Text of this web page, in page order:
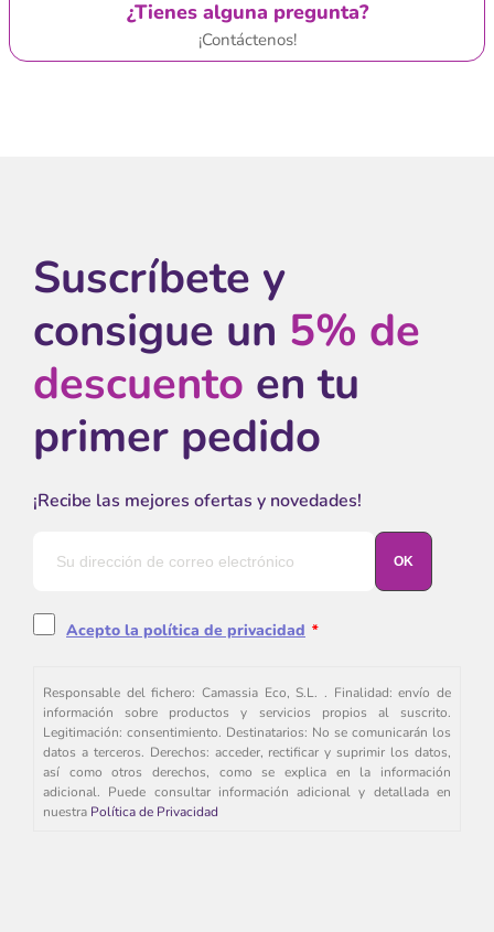
¿Tienes alguna pregunta?
¡Contáctenos!
Suscríbete y
consigue un 5% de
descuento en tu
primer pedido
¡Recibe las mejores ofertas y novedades!
Acepto la política de privacidad *
Responsable del fichero: Camassia Eco, S.L. . Finalidad: envío de
información sobre productos y servicios propios al suscrito.
Legitimación: consentimiento. Destinatarios: No se comunicarán los
datos a terceros. Derechos: acceder, rectificar y suprimir los datos,
así como otros derechos, como se explica en la información
adicional. Puede consultar información adicional y detallada en
nuestra Política de Privacidad